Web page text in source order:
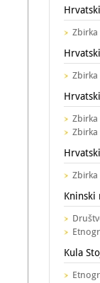
Zbirka
Zbirka
Kninski
Kula